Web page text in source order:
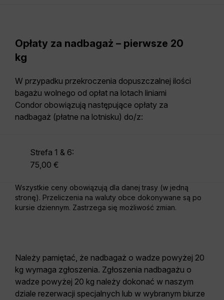
Opłaty za nadbagaż – pierwsze 20
kg
W przypadku przekroczenia dopuszczalnej ilości
bagażu wolnego od opłat na lotach liniami
Condor obowiązują następujące opłaty za
nadbagaż (płatne na lotnisku) do/z:
Strefa 1 & 6:
75,00 €
Wszystkie ceny obowiązują dla danej trasy (w jedną
stronę). Przeliczenia na waluty obce dokonywane są po
kursie dziennym. Zastrzega się możliwość zmian.
Należy pamiętać, że nadbagaż o wadze powyżej 20
kg wymaga zgłoszenia. Zgłoszenia nadbagażu o
wadze powyżej 20 kg należy dokonać w naszym
dziale rezerwacji specjalnych lub w wybranym biurze